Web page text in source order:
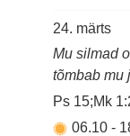
24. märts
Mu silmad
tõmbab mu
Ps 15;Mk
06.10-